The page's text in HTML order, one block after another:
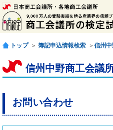
トップ ＞ 簿記申込情報検索 ＞ 信州
信州中野商工会議
お問い合わせ